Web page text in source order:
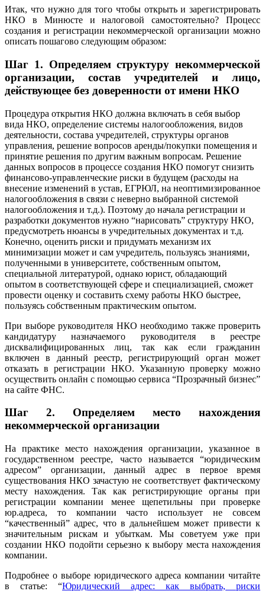
Итак, что нужно для того чтобы открыть и зарегистрировать
НКО в Минюсте и налоговой самостоятельно? Процесс
создания и регистрации некоммерческой организации можно
описать пошагово следующим образом:
Шаг 1. Определяем структуру некоммерческой
организации, состав учредителей и лицо,
действующее без доверенности от имени НКО
Процедура открытия НКО должна включать в себя выбор
вида НКО, определение системы налогообложения, видов
деятельности, состава учредителей, структуры органов
управления, решение вопросов аренды/покупки помещения и
принятие решения по другим важным вопросам. Решение
данных вопросов в процессе создания НКО помогут снизить
финансово-управленческие риски в будущем (расходы на
внесение изменений в устав, ЕГРЮЛ, на неоптимизированное
налогообложения в связи с неверно выбранной системой
налогообложения и т.д.). Поэтому до начала регистрации и
разработки документов нужно “нарисовать” структуру НКО,
предусмотреть нюансы в учредительных документах и т.д.
Конечно, оценить риски и придумать механизм их
минимизации может и сам учредитель, пользуясь знаниями,
полученными в университете, собственным опытом,
специальной литературой, однако юрист, обладающий
опытом в соответствующей сфере и специализацией, сможет
провести оценку и составить схему работы НКО быстрее,
пользуясь собственным практическим опытом.
При выборе руководителя НКО необходимо также проверить
кандидатуру назначаемого руководителя в реестре
дисквалифицированных лиц, так как если гражданин
включен в данный реестр, регистрирующий орган может
отказать в регистрации НКО. Указанную проверку можно
осуществить онлайн с помощью сервиса “Прозрачный бизнес”
на сайте ФНС.
Шаг 2. Определяем место нахождения
некоммерческой организации
На практике место нахождения организации, указанное в
государственном реестре, часто называется “юридическим
адресом” организации, данный адрес в первое время
существования НКО зачастую не соответствует фактическому
месту нахождения. Так как регистрирующие органы при
регистрации компании менее щепетильны при проверке
юр.адреса, то компании часто использует не совсем
“качественный” адрес, что в дальнейшем может привести к
значительным рискам и убыткам. Мы советуем уже при
создании НКО подойти серьезно к выбору места нахождения
компании.
Подробнее о выборе юридического адреса компании читайте
в статье: “Юридический адрес: как выбрать, риски